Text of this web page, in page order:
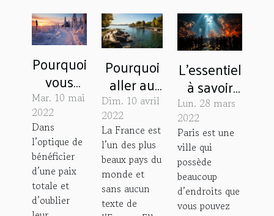
Pourquoi
vous
rendre à
La
Laponie
?
Mar. 10 mai
2022
Dans
l’optique de
bénéficier
d’une paix
totale et
d’oublier
Pourquoi
aller au
parc
Michel
Chartrand
?
Dim. 10 avril
2022
La France est
l’un des plus
beaux pays du
monde et
sans aucun
texte de
L’essentiel
à savoir
sur
l’aquarium
de Paris
Lun. 28 mars
2022
Paris est une
ville qui
possède
beaucoup
d’endroits que
vous pouvez